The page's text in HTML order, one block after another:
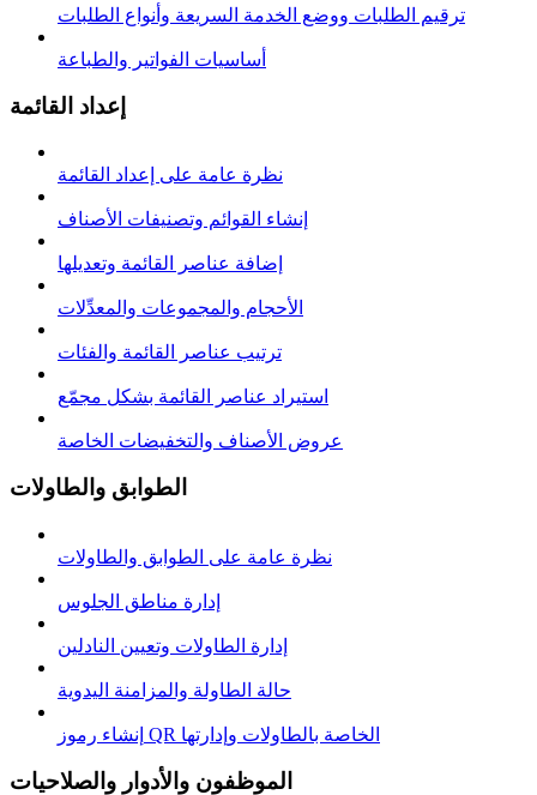
ترقيم الطلبات ووضع الخدمة السريعة وأنواع الطلبات
أساسيات الفواتير والطباعة
إعداد القائمة
نظرة عامة على إعداد القائمة
إنشاء القوائم وتصنيفات الأصناف
إضافة عناصر القائمة وتعديلها
الأحجام والمجموعات والمعدِّلات
ترتيب عناصر القائمة والفئات
استيراد عناصر القائمة بشكل مجمّع
عروض الأصناف والتخفيضات الخاصة
الطوابق والطاولات
نظرة عامة على الطوابق والطاولات
إدارة مناطق الجلوس
إدارة الطاولات وتعيين النادلين
حالة الطاولة والمزامنة اليدوية
إنشاء رموز QR الخاصة بالطاولات وإدارتها
الموظفون والأدوار والصلاحيات